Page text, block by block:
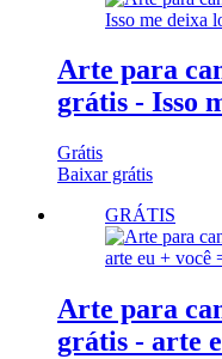
Arte para
grátis - Isso
Grátis
Baixar grátis
GRÁTIS
Arte para
grátis - arte